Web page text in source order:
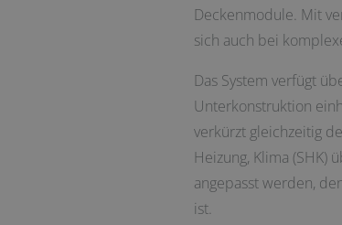
Deckenmodule. Mit
sich auch bei
Das System verfügt
Unterkonstruktion
verkürzt gleichzeitig
Heizung, Klima
angepasst werden,
ist.